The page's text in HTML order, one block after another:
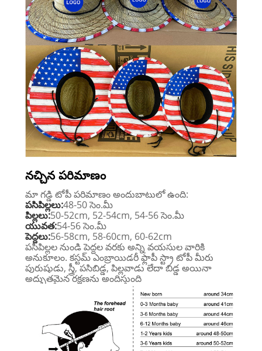
నచ్చిన పరిమాణం
మా గడ్డి టోపీ పరిమాణం అందుబాటులో ఉంది:
పసిపిల్లలు:48-50 సెం.మీ
పిల్లలు:50-52cm, 52-54cm, 54-56 సెం.మీ
యువత:54-56 సెం.మీ
పెద్దలు:56-58cm, 58-60cm, 60-62cm
పసిపిల్లల నుండి పెద్దల వరకు అన్ని వయసుల వారికి
అనుకూలం. కస్టమ్ ఎంబ్రాయిడరీ ఫ్లాపీ స్ట్రా టోపీ మీరు
పురుషుడు, స్త్రీ, పసిబిడ్డ, పిల్లవాడు లేదా బిడ్డ అయినా
అద్భుతమైన రక్షణను అందిస్తుంది